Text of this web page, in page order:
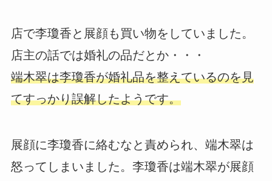
店で李瓊香と展顔も買い物をしていました。
店主の話では婚礼の品だとか・・・
端木翠は李瓊香が婚礼品を整えているのを見
てすっかり誤解したようです。
展顔に李瓊香に絡むなと責められ、端木翠は
怒ってしまいました。李瓊香は端木翠が展顔